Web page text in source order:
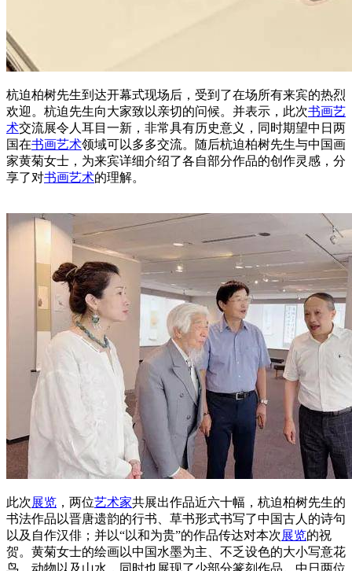
杭迫柏树先生到达开幕式现场后，受到了在场所有来宾的热烈
欢迎。杭迫先生向大家致以亲切的问候。并表示，此次书画艺
术交流展令人耳目一新，非常具有历史意义，同时期望中日两
国在书画艺术领域可以多多交流。随后杭迫柏树先生与中国画
家黄菊女士，为来宾详细介绍了各自部分作品的创作灵感，分
享了对书画艺术的理解。
此次展览 ，两位艺术家共展出作品近六十幅，杭迫柏树先生的
书法作品以晋唐遗韵的行书、草书形式书写了中国古人的诗句
以及自作汉俳；并以“以和为贵”的作品传达对本次展览的祝
贺。黄菊女士的绘画以中国水墨为主、不乏设色的大小写意花